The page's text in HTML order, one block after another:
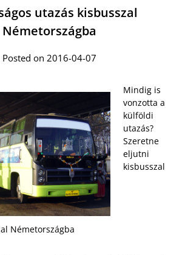
utazás kisbusszal
Németországba
Posted on 2016-04-07
Németországba
Mindig is
vonzotta a
külföldi
utazás?
Szeretne
eljutni
kisbusszal